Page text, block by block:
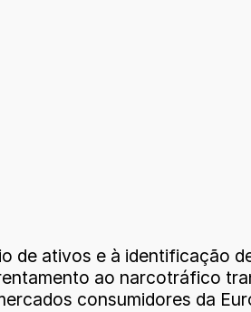
de ativos e à identificação
ao narcotráfico
consumidores da